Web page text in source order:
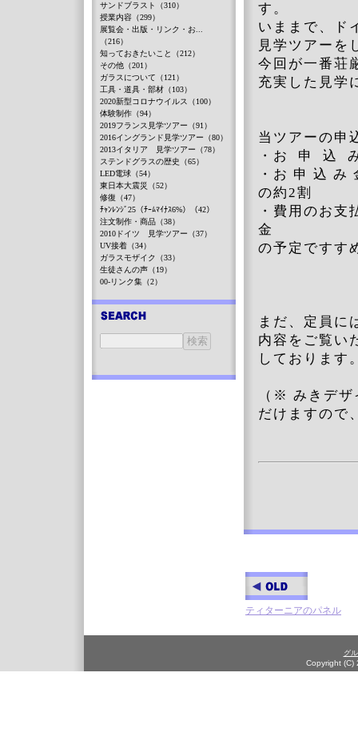
す。
いままで、ド
見学ツアーを
今回が一番荘
充実した見学
当ツアーの申
・お 申 込
・お 申 込
の約2割
・費用のお
金
の予定ですす
まだ、定員に
内容をご覧い
しております
（※ みきデ
だけますので
ティターニアのパネル
サンドブラスト（310）
授業内容（299）
展覧会・出版・リンク・お...
（216）
知っておきたいこと（212）
その他（201）
ガラスについて（121）
工具・道具・部材（103）
2020新型コロナウイルス（100）
体験制作（94）
2019フランス見学ツアー（91）
2016イングランド見学ツアー（80）
2013イタリア 見学ツアー（78）
ステンドグラスの歴史（65）
LED電球（54）
東日本大震災（52）
修復（47）
ﾁｬﾝﾚﾝｼﾞ25（ﾁｰﾑﾏｲﾅｽ6%）（42）
注文制作・商品（38）
2010ドイツ 見学ツアー（37）
UV接着（34）
ガラスモザイク（33）
生徒さんの声（19）
00-リンク集（2）
グ
Copyright (C)